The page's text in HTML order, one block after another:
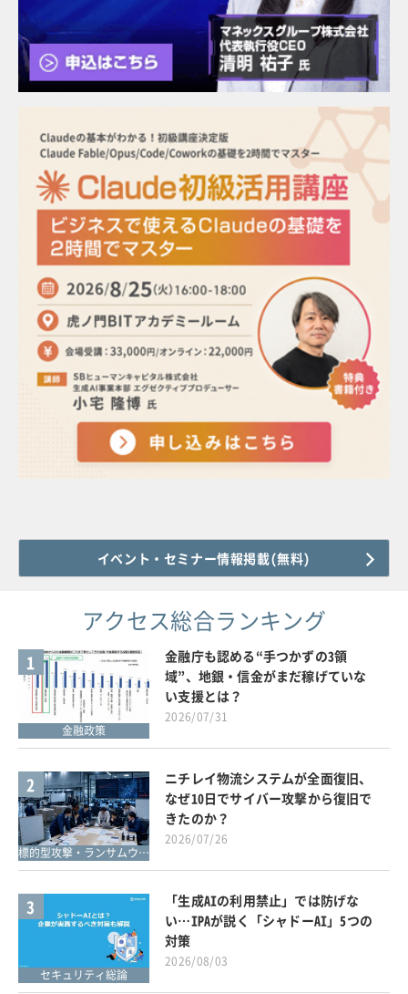
イベント・セミナー情報掲載(無料)
アクセス総合ランキング
1
金融政策
金融庁も認める“手つかずの3領
域”、地銀・信金がまだ稼げていな
い支援とは？
2026/07/31
2
標的型攻撃・ランサムウェア対策
ニチレイ物流システムが全面復旧、
なぜ10日でサイバー攻撃から復旧で
きたのか？
2026/07/26
3
セキュリティ総論
「生成AIの利用禁止」では防げな
い…IPAが説く「シャドーAI」5つの
対策
2026/08/03